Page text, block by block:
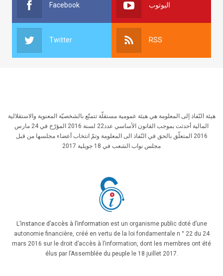
Facebook اليوتوب
Twitter RSS
هيئة النّفاذ إلى المعلومة هي هيئة عمومية مستقلّة تتمتّع بالشخصيّة المعنوية والاستقلالية
المالية أحدثت بموجب القانون الأساسي عدد22 لسنة 2016 المؤرّخ في 24 مارس
2016 المتعلّق بالحق في النّفاذ الى المعلومة وتمّ انتخاب أعضاء مجلسها من قبل
مجلس نواب الشعب في 18 جويلية 2017
L’instance d’accès à l’information est un organisme public doté d’une
autonomie financière, créé en vertu de la loi fondamentale n ° 22 du 24
mars 2016 sur le droit d’accès à l’information, dont les membres ont été
élus par l’Assemblée du peuple le 18 juillet 2017.